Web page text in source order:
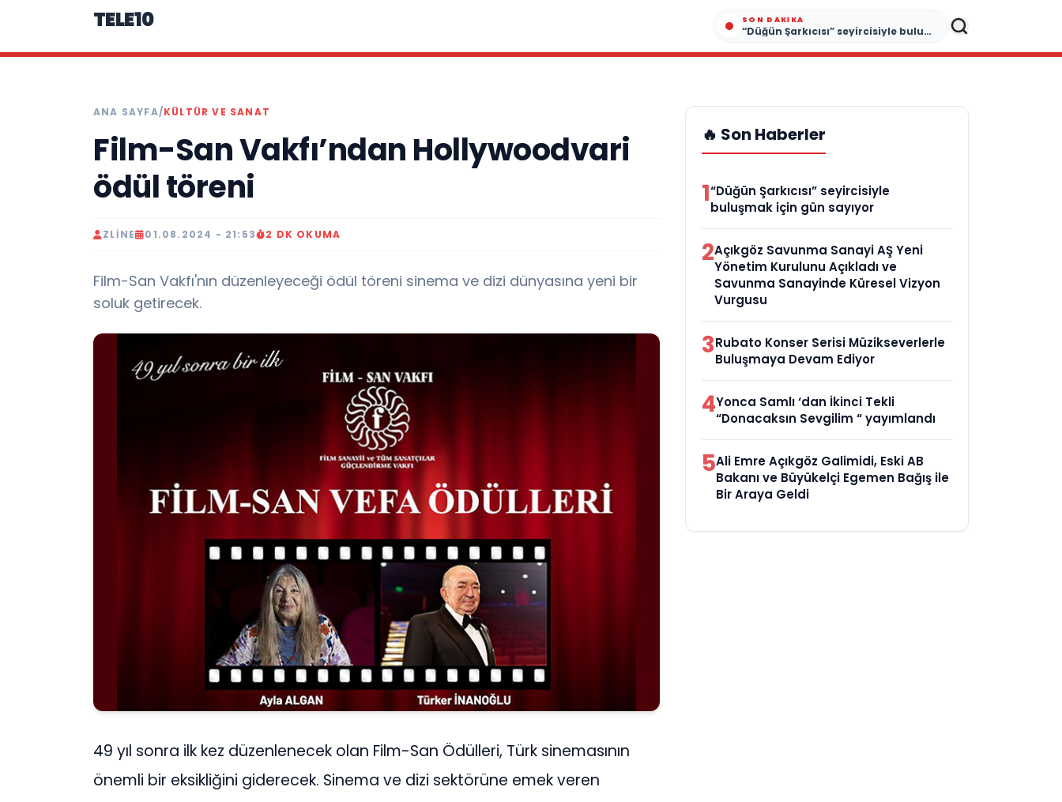
TELE10 SON DAKIKA
“Düğün Şarkıcısı” seyircisiyle buluşmak için gün sayıyor
ANA SAYFA/KÜLTÜR VE SANAT
Film-San Vakfı’ndan Hollywoodvari
ödül töreni
ZLINE 01.08.2024 - 21:53 2 DK OKUMA
Film-San Vakfı'nın düzenleyeceği ödül töreni sinema ve dizi dünyasına yeni bir
soluk getirecek.
49 yıl sonra ilk kez düzenlenecek olan Film-San Ödülleri, Türk sinemasının
önemli bir eksikliğini giderecek. Sinema ve dizi sektörüne emek veren
🔥 Son Haberler
1“Düğün Şarkıcısı” seyircisiyle
buluşmak için gün sayıyor
2Açıkgöz Savunma Sanayi AŞ Yeni
Yönetim Kurulunu Açıkladı ve
Savunma Sanayinde Küresel Vizyon
Vurgusu
3Rubato Konser Serisi Müzikseverlerle
Buluşmaya Devam Ediyor
4Yonca Samlı ‘dan İkinci Tekli
“Donacaksın Sevgilim “ yayımlandı
5Ali Emre Açıkgöz Galimidi, Eski AB
Bakanı ve Büyükelçi Egemen Bağış ile
Bir Araya Geldi